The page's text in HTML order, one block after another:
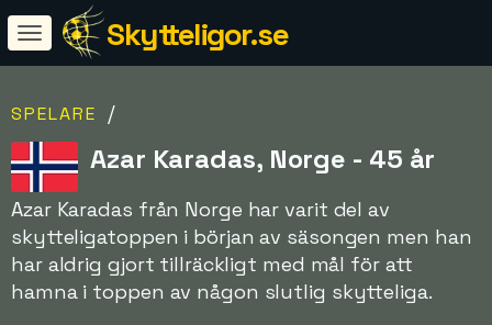
Skytteligor.se
SPELARE /
Azar Karadas, Norge - 45 år
Azar Karadas från Norge har varit del av
skytteligatoppen i början av säsongen men han
har aldrig gjort tillräckligt med mål för att
hamna i toppen av någon slutlig skytteliga.